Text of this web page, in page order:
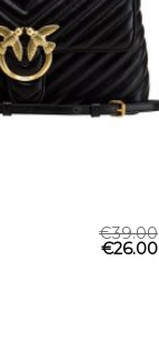
€39.00
€26.00